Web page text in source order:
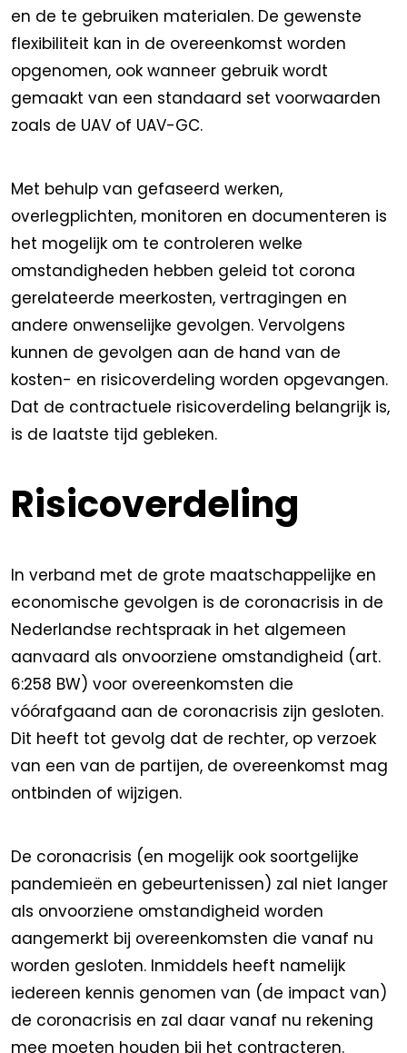
en de te gebruiken materialen. De gewenste
flexibiliteit kan in de overeenkomst worden
opgenomen, ook wanneer gebruik wordt
gemaakt van een standaard set voorwaarden
zoals de UAV of UAV-GC.
Met behulp van gefaseerd werken,
overlegplichten, monitoren en documenteren is
het mogelijk om te controleren welke
omstandigheden hebben geleid tot corona
gerelateerde meerkosten, vertragingen en
andere onwenselijke gevolgen. Vervolgens
kunnen de gevolgen aan de hand van de
kosten- en risicoverdeling worden opgevangen.
Dat de contractuele risicoverdeling belangrijk is,
is de laatste tijd gebleken.
Risicoverdeling
In verband met de grote maatschappelijke en
economische gevolgen is de coronacrisis in de
Nederlandse rechtspraak in het algemeen
aanvaard als onvoorziene omstandigheid (art.
6:258 BW) voor overeenkomsten die
vóórafgaand aan de coronacrisis zijn gesloten.
Dit heeft tot gevolg dat de rechter, op verzoek
van een van de partijen, de overeenkomst mag
ontbinden of wijzigen.
De coronacrisis (en mogelijk ook soortgelijke
pandemieën en gebeurtenissen) zal niet langer
als onvoorziene omstandigheid worden
aangemerkt bij overeenkomsten die vanaf nu
worden gesloten. Inmiddels heeft namelijk
iedereen kennis genomen van (de impact van)
de coronacrisis en zal daar vanaf nu rekening
mee moeten houden bij het contracteren.